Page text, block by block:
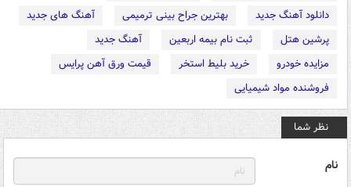
دانلود آهنگ جدید
بهترین جراح بینی ترمیمی
آهنگ های جدید
پرشین هتل
ثبت نام بیمه اربعین
آهنگ جدید
مزایده خودرو
خرید بلیط استخر
قیمت ورق آهن پرایس
فروشنده مواد شیمیایی
نظر شما
نام